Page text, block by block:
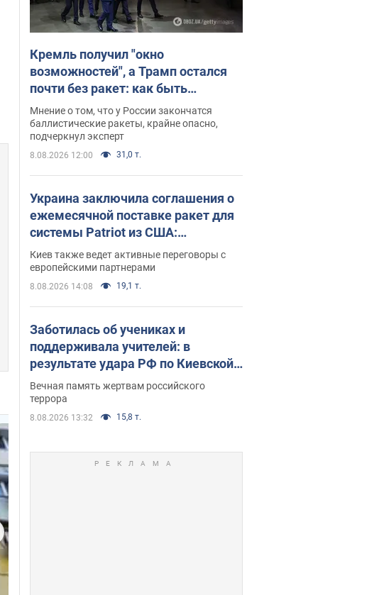
Кремль получил "окно
возможностей", а Трамп остался
почти без ракет: как быть
Украине? Интервью с Мельником
Мнение о том, что у России закончатся
баллистические ракеты, крайне опасно,
подчеркнул эксперт
8.08.2026 12:00 31,0 т.
Украина заключила соглашения о
ежемесячной поставке ракет для
системы Patriot из США:
Зеленский раскрыл подробности
Киев также ведет активные переговоры с
европейскими партнерами
8.08.2026 14:08 19,1 т.
Заботилась об учениках и
поддерживала учителей: в
результате удара РФ по Киевской
области погибли директор
киевского лицея, её муж и внук
Вечная память жертвам российского
террора
8.08.2026 13:32 15,8 т.